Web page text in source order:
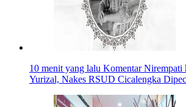
10 menit yang lalu Komentar Nirempati
Yurizal, Nakes RSUD Cicalengka